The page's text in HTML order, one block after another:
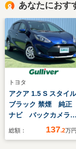
あなたにおす
トヨタ
アクア 1.5 S スタイル
ブラック 禁煙 純正
ナビ バックカメラ
衝突被害軽減 レーン
総額： 137.2万円